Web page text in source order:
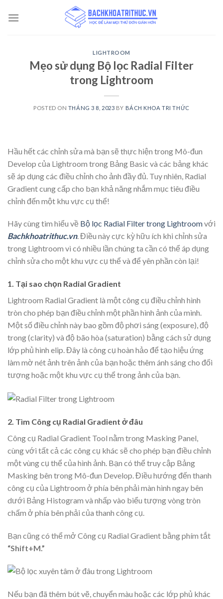
LIGHTROOM
Mẹo sử dụng Bộ lọc Radial Filter
trong Lightroom
POSTED ON THÁNG 3 8, 2023 BY BÁCH KHOA TRI THỨC
Hầu hết các chỉnh sửa mà bạn sẽ thực hiện trong Mô-đun
Develop của Lightroom trong Bảng Basic và các bảng khác
sẽ áp dụng các điều chỉnh cho ảnh đầy đủ. Tuy nhiên, Radial
Gradient cung cấp cho bạn khả năng nhắm mục tiêu điều
chỉnh đến một khu vực cụ thể!
Hãy cùng tìm hiểu về Bộ lọc Radial Filter trong Lightroomvới
Bachkhoatrithuc.vn. Điều này cực kỳ hữu ích khi chỉnh sửa
trong Lightroom vì có nhiều lần chúng ta cần có thể áp dụng
chỉnh sửa cho một khu vực cụ thể và để yên phần còn lại!
1. Tại sao chọn Radial Gradient
Lightroom Radial Gradient là một công cụ điều chỉnh hình
tròn cho phép bạn điều chỉnh một phần hình ảnh của mình.
Một số điều chỉnh này bao gồm độ phơi sáng (exposure), độ
trong (clarity) và độ bão hòa (saturation) bằng cách sử dụng
lớp phủ hình elip. Đây là công cụ hoàn hảo để tạo hiệu ứng
làm mờ nét ảnh trên ảnh của bạn hoặc thêm ánh sáng cho đối
tượng hoặc một khu vực cụ thể trong ảnh của bạn.
2. Tìm Công cụ Radial Gradient ở đâu
Công cụ Radial Gradient Tool nằm trong Masking Panel,
cùng với tất cả các công cụ khác sẽ cho phép bạn điều chỉnh
một vùng cụ thể của hình ảnh. Bạn có thể truy cập Bảng
Masking bên trong Mô-đun Develop. Điều hướng đến thanh
công cụ của Lightroom ở phía bên phải màn hình ngay bên
dưới Bảng Histogram và nhấp vào biểu tượng vòng tròn
chấm ở phía bên phải của thanh công cụ.
Bạn cũng có thể mở Công cụ Radial Gradient bằng phím tắt
“Shift+M.”
Nếu bạn đã thêm bút vẽ, chuyển màu hoặc các lớp phủ khác